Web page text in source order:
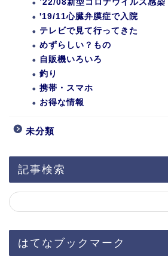
’22/08新型コロナウイルス感染
'19/11心臓弁膜症で入院
テレビで見て行ってきた
めずらしい？もの
自販機いろいろ
釣り
携帯・スマホ
お得な情報
未分類
記事検索
はてなブックマーク